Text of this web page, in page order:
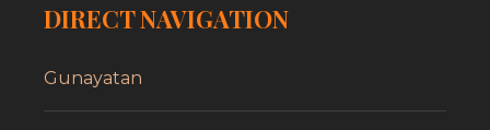
DIRECT NAVIGATION
Gunayatan